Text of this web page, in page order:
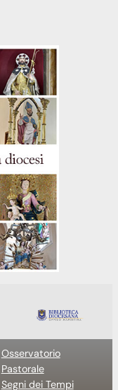
Osservatorio
Pastorale
Segni dei Tempi